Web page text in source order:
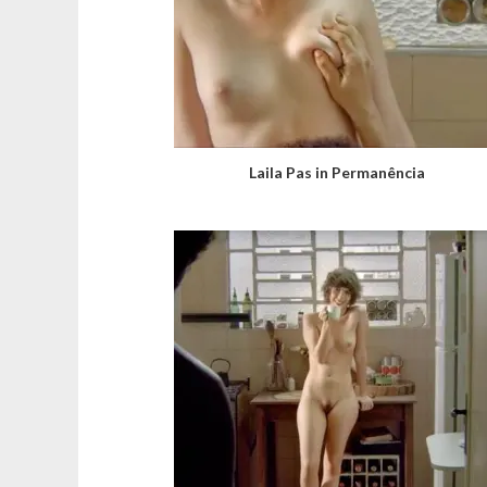
Laila Pas in Permanência